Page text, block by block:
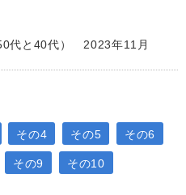
代と40代） 2023年11月
その4 その5 その6
その9 その10